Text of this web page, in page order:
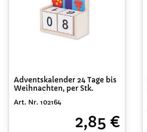
Adventskalender 24 Tage bis
Weihnachten, per Stk.
Art. Nr. 102164
2,85 €